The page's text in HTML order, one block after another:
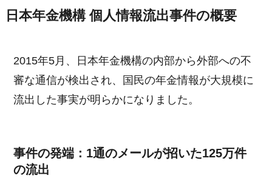
日本年金機構 個人情報流出事件の概要
2015年5月、日本年金機構の内部から外部への不
審な通信が検出され、国民の年金情報が大規模に
流出した事実が明らかになりました。
事件の発端：1通のメールが招いた125万件
の流出